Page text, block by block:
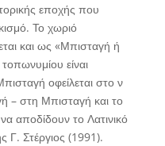
εποχής που
Το χωριό
και ως «Μπισταγή ή
είναι
οφείλεται στο ν
– στη Μπισταγή και το
αποδίδουν το Λατινικό
Στέργιος (1991).